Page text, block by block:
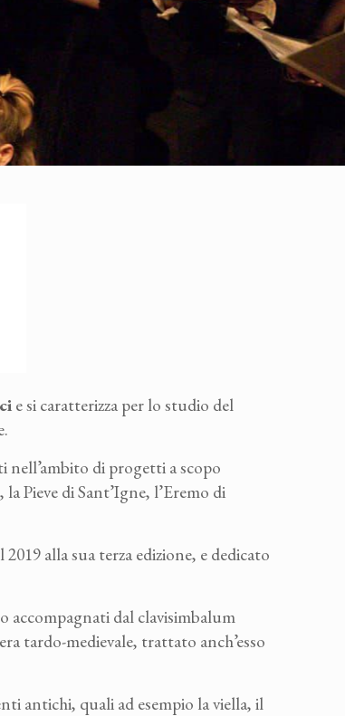
e si caratterizza per lo studio del
nell’ambito di progetti a scopo
Pieve di Sant’Igne, l’Eremo di
alla sua terza edizione, e dedicato
accompagnati dal clavisimbalum
tardo-medievale, trattato anch’esso
antichi, quali ad esempio la viella, il